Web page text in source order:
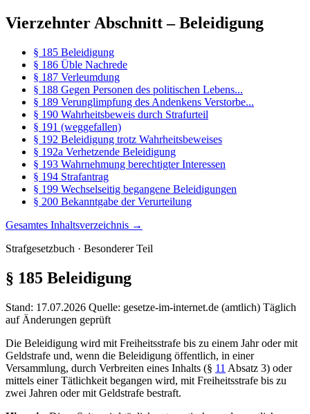
Vierzehnter Abschnitt – Beleidigung
§ 185 Beleidigung
§ 186 Üble Nachrede
§ 187 Verleumdung
§ 188 Gegen Personen des politischen Lebens...
§ 189 Verunglimpfung des Andenkens Verstorbe...
§ 190 Wahrheitsbeweis durch Strafurteil
§ 191 (weggefallen)
§ 192 Beleidigung trotz Wahrheitsbeweises
§ 192a Verhetzende Beleidigung
§ 193 Wahrnehmung berechtigter Interessen
§ 194 Strafantrag
§ 199 Wechselseitig begangene Beleidigungen
§ 200 Bekanntgabe der Verurteilung
Gesamtes Inhaltsverzeichnis →
Strafgesetzbuch · Besonderer Teil
§ 185 Beleidigung
Stand: 17.07.2026 Quelle: gesetze-im-internet.de (amtlich) Täglich
auf Änderungen geprüft
Die Beleidigung wird mit Freiheitsstrafe bis zu einem Jahr oder mit
Geldstrafe und, wenn die Beleidigung öffentlich, in einer
Versammlung, durch Verbreiten eines Inhalts (§ 11 Absatz 3) oder
mittels einer Tätlichkeit begangen wird, mit Freiheitsstrafe bis zu
zwei Jahren oder mit Geldstrafe bestraft.